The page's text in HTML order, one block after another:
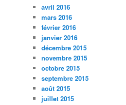
avril 2016
mars 2016
février 2016
janvier 2016
décembre 2015
novembre 2015
octobre 2015
septembre 2015
août 2015
juillet 2015